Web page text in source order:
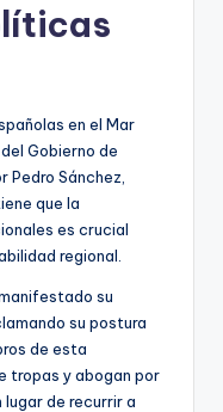
en el Mar
Gobierno de
Pedro Sánchez,
que la
es crucial
regional.
su
su postura
de esta
tropas y abogan por
de recurrir a